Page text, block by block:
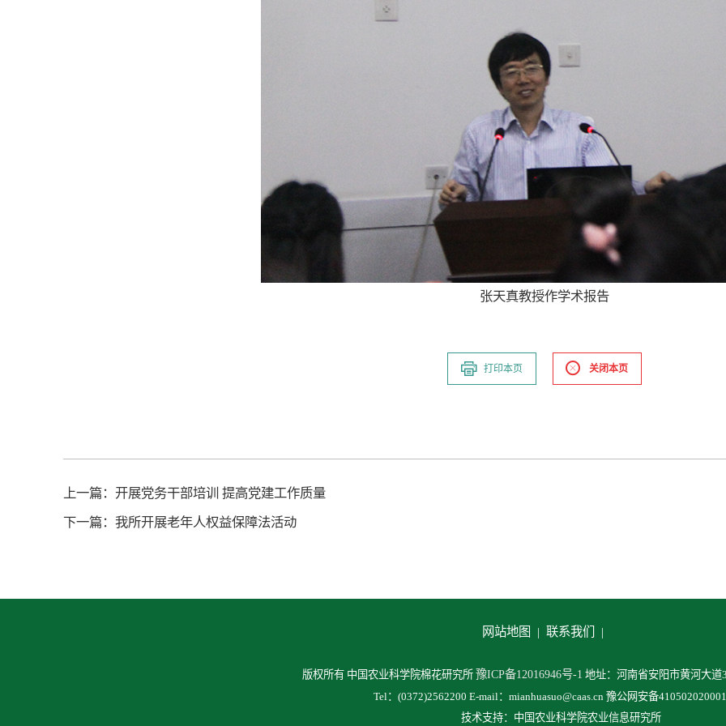
张天真教授作学术报告
打印本页 关闭本页
上一篇： 开展党务干部培训 提高党建工作质量
下一篇： 我所开展老年人权益保障法活动
网站地图 | 联系我们 |
版权所有 中国农业科学院棉花研究所 豫ICP备12016946号-1 地址：河南省安阳市黄河大
Tel：(0372)2562200 E-mail：mianhuasuo@caas.cn 豫公网安备
技术支持：中国农业科学院农业信息研究所